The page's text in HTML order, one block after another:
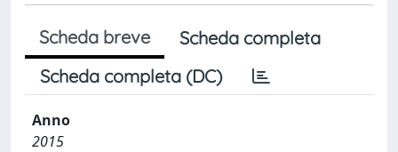
Scheda breve
Scheda completa
Scheda completa (DC)
Anno
2015